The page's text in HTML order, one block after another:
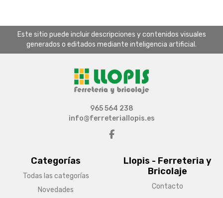
Este sitio puede incluir descripciones y contenidos visuales
generados o editados mediante inteligencia artificial.
Categorías
Todas las categorías
Novedades
Llopis - Ferreteria y
Bricolaje
Contacto
965 564 238
info@ferreteriallopis.es